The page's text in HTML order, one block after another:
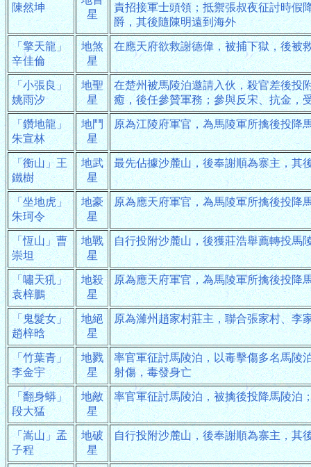
陳然坤
星
責招接軍士頭領；抵禦張叔夜征討時假
爵，其後隨陳明遠到海外
「擎天龍」
辛佳倫
地煞
星
在應天府欲救謝德偉，被捕下獄，後被
「小張良」
姚雨汐
地聖
星
在楚州被馬陵泊邀請入伙，殺官差後投
癒，後任參贊軍務；參與反宋、抗金，
「鑽地龍」
朱宣林
地鬥
星
原為江陵府軍官，為馬陵軍所擒後投降
「衡山」王
鐵樹
地武
星
最先佔據沙麓山，後奉謝順為寨主，其
「坐地虎」
朱珂令
地豪
星
原為應天府軍官，為馬陵軍所擒後投降
「恆山」曹
崇坦
地戰
星
自行投附沙麓山，後獲莊浩舉薦轉投馬
「嘯天犼」
袁梓鵬
地殺
星
原為應天府軍官，為馬陵軍所擒後投降
「鬼髮女」
趙梓晗
地絕
星
原為濰州趙家村莊主，聯合張家村、李
「竹葉青」
李金宇
地戮
星
率官軍征討馬陵泊，以毒擊傷多名馬陵
射傷，毒發身亡
「翻身蟒」
段大猛
地敵
星
率官軍征討馬陵泊，被擒後投降馬陵泊
「嵩山」孟
子程
地破
星
自行投附沙麓山，後奉謝順為寨主，其